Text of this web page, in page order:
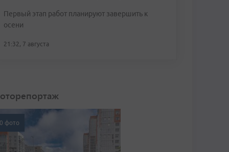
Первый этап работ планируют завершить к
осени
21:32, 7 августа
фото